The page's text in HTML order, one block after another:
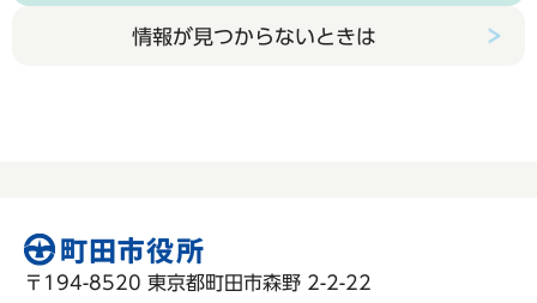
情報が見つからないときは
〒194-8520 東京都町田市森野 2-2-22